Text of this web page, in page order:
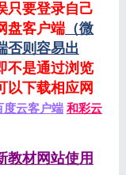
只要登录自己
盘客户端（微
否则容易出
不是通过浏览
以下载相应网
度云客户端 和彩云
教材网站使用